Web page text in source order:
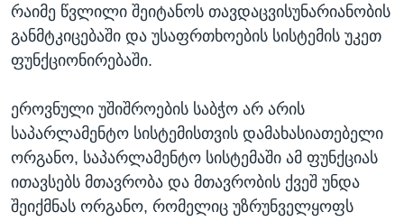
რაიმე წვლილი შეიტანოს თავდაცვისუნარიანობის
განმტკიცებაში და უსაფრთხოების სისტემის უკეთ
ფუნქციონირებაში.
ეროვნული უშიშროების საბჭო არ არის
საპარლამენტო სისტემისთვის დამახასიათებელი
ორგანო, საპარლამენტო სისტემაში ამ ფუნქციას
ითავსებს მთავრობა და მთავრობის ქვეშ უნდა
შეიქმნას ორგანო, რომელიც უზრუნველყოფს